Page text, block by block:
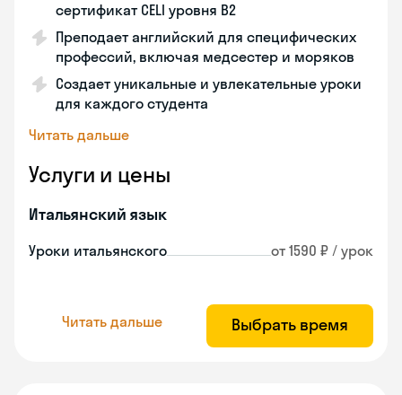
сертификат CELI уровня В2
Преподает английский для специфических
профессий, включая медсестер и моряков
Создает уникальные и увлекательные уроки
для каждого студента
Читать дальше
Услуги и цены
Итальянский язык
Уроки итальянского от 1590 ₽ / урок
Читать дальше Выбрать время